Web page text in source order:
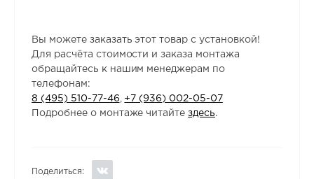
Вы можете заказать этот товар с установкой!
Для расчёта стоимости и заказа монтажа
обращайтесь к нашим менеджерам по
телефонам:
8 (495) 510-77-46
+7 (936) 002-05-07
Подробнее о монтаже читайтездесь.
Поделиться: